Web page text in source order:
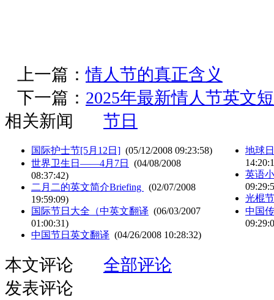
上一篇：情人节的真正含义
下一篇： 2025年最新情人节英文
相关新闻
节日
国际护士节[5月12日] (05/12/2008 09:23:58)
世界卫生日——4月7日
(04/08/2008
08:37:42)
二月二的英文简介Briefing
(02/07/2008
19:59:09)
国际节日大全（中英文翻译 (06/03/2007
01:00:31)
中国节日英文翻译 (04/26/2008 10:28:32)
地球
英语
光棍
中国
本文评论
全部评论
发表评论